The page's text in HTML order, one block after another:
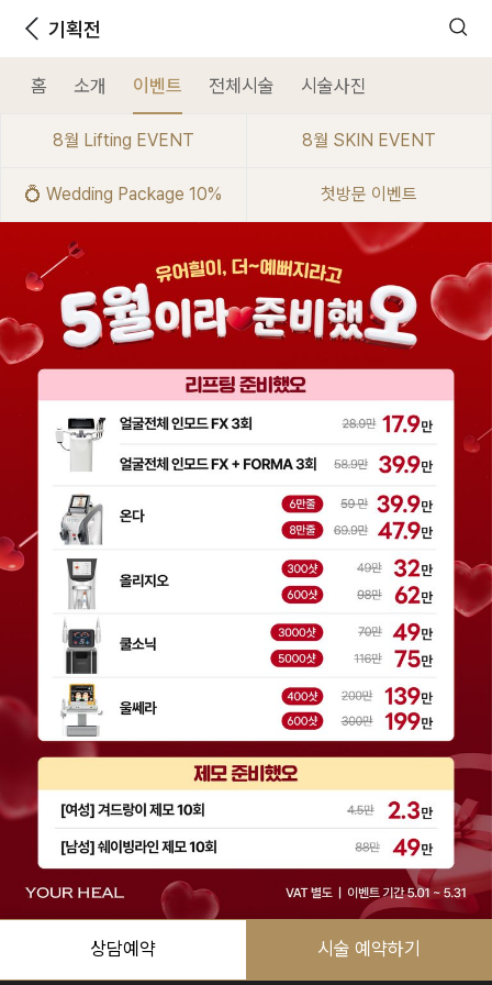
기획전
홈 소개 이벤트 전체시술 시술사진
8월 Lifting EVENT 8월 SKIN EVENT
💍 Wedding Package 10% 첫방문 이벤트
예상금액(VAT 별도)
상담예약 시술 예약하기